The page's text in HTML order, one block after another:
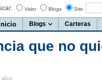
Valor Blogs Site
Inicio Blogs Carteras
que no
años